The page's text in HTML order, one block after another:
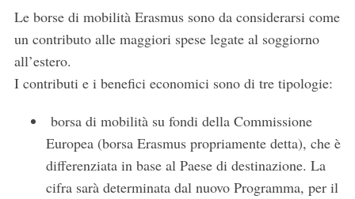
Le borse di mobilità Erasmus sono da considerarsi come
un contributo alle maggiori spese legate al soggiorno
all’estero.
I contributi e i benefici economici sono di tre tipologie:
borsa di mobilità su fondi della Commissione
Europea (borsa Erasmus propriamente detta), che è
differenziata in base al Paese di destinazione. La
cifra sarà determinata dal nuovo Programma, per il
a
r